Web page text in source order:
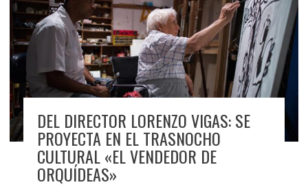
DEL DIRECTOR LORENZO VIGAS: SE
PROYECTA EN EL TRASNOCHO
CULTURAL «EL VENDEDOR DE
ORQUÍDEAS»